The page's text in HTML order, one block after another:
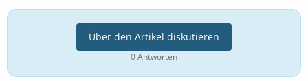
Über den Artikel diskutieren
0 Antworten